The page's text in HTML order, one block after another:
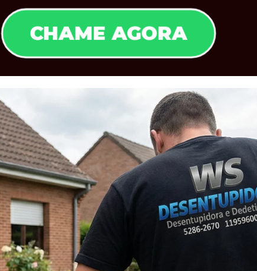
CHAME AGORA